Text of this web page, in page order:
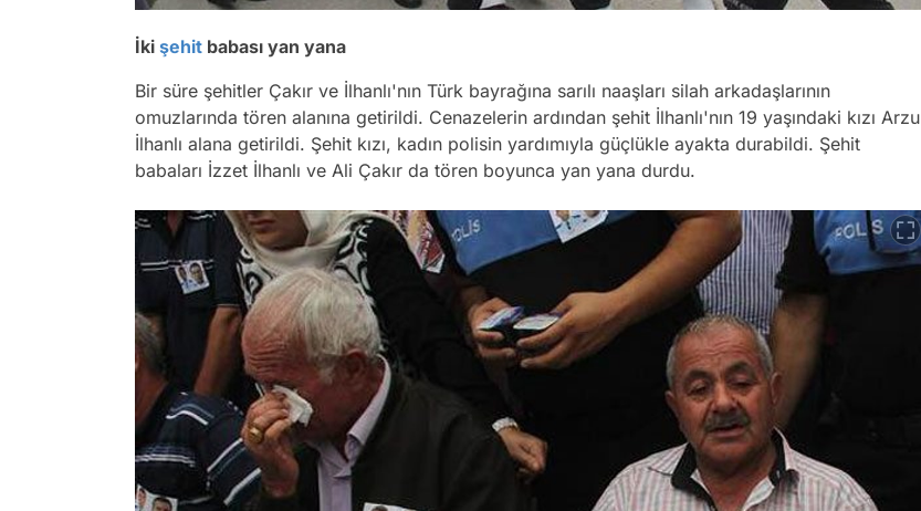
İki şehit babası yan yana
Bir süre şehitler Çakır ve İlhanlı'nın Türk bayrağına sarılı naaşları silah arkadaşlarının
omuzlarında tören alanına getirildi. Cenazelerin ardından şehit İlhanlı'nın 19 yaşındaki kızı Arzu
İlhanlı alana getirildi. Şehit kızı, kadın polisin yardımıyla güçlükle ayakta durabildi. Şehit
babaları İzzet İlhanlı ve Ali Çakır da tören boyunca yan yana durdu.